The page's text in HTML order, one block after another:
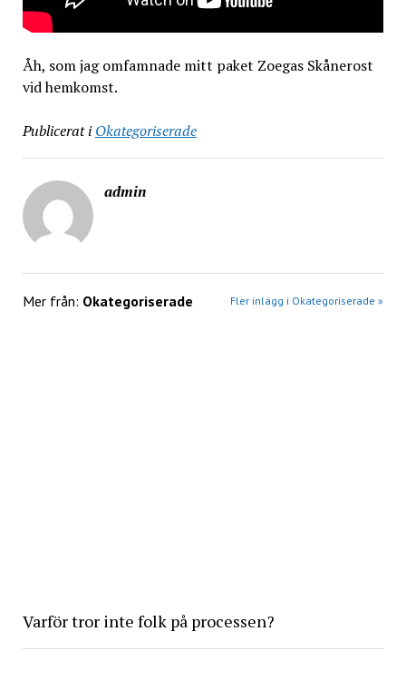
Åh, som jag omfamnade mitt paket Zoegas Skånerost
vid hemkomst.
Publicerat i Okategoriserade
admin
Mer från: Okategoriserade Fler inlägg i Okategoriserade »
Varför tror inte folk på processen?